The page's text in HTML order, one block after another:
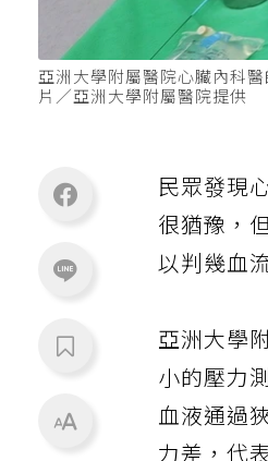
亞洲大學附屬醫院心臟內科
片／亞洲大學附屬醫院提供
民眾發現
很猶豫，
以判幾血
亞洲大學
小的壓力
血液通過